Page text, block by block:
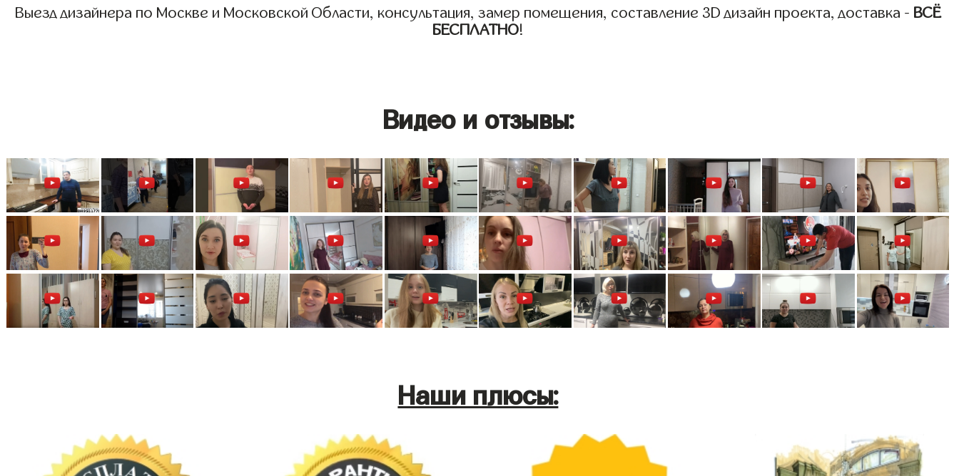
Выезд дизайнера по Москве и Московской Области, консультация, замер помещения, составление 3D дизайн проекта, доставка - ВСЁ
БЕСПЛАТНО!
Видео и отзывы:
Наши плюсы: